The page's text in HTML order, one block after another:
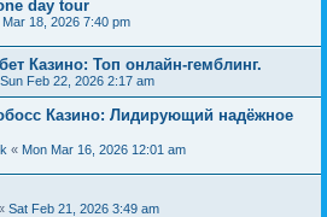
day tour
Mar 18, 2026 7:40 pm
Казино: Топ онлайн-гемблинг.
Sun Feb 22, 2026 2:17 am
Казино: Лидирующий надёжное
« Mon Mar 16, 2026 12:01 am
Sat Feb 21, 2026 3:49 am